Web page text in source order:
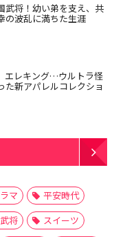
武将！幼い弟を支え、共
の波乱に満ちた生涯
エレキング…ウルトラ怪
た新アパレルコレクショ
マ
平安時代
将
スイーツ